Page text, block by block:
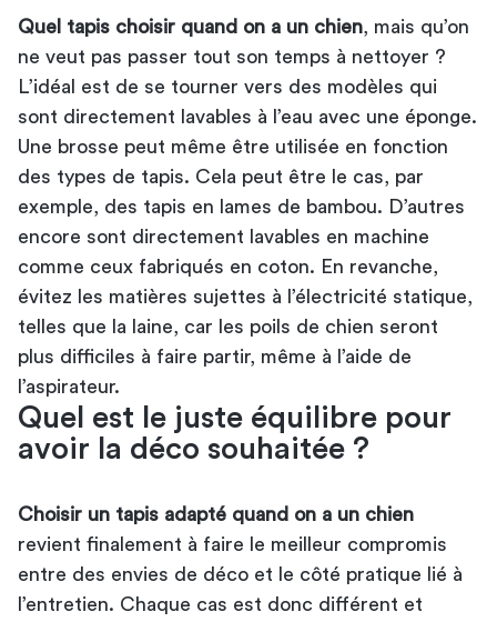
Quel tapis choisir quand on a un chien , mais qu’on
ne veut pas passer tout son temps à nettoyer ?
L’idéal est de se tourner vers des modèles qui
sont directement lavables à l’eau avec une éponge.
Une brosse peut même être utilisée en fonction
des types de tapis. Cela peut être le cas, par
exemple, des tapis en lames de bambou. D’autres
encore sont directement lavables en machine
comme ceux fabriqués en coton. En revanche,
évitez les matières sujettes à l’électricité statique,
telles que la laine, car les poils de chien seront
plus difficiles à faire partir, même à l’aide de
l’aspirateur.
Quel est le juste équilibre pour
avoir la déco souhaitée ?
Choisir un tapis adapté quand on a un chien
revient finalement à faire le meilleur compromis
entre des envies de déco et le côté pratique lié à
l’entretien. Chaque cas est donc différent et